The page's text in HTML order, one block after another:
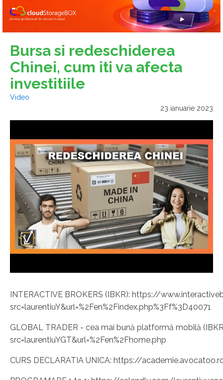
Bursa si redeschiderea
Chinei, cum iti va afecta
investitiile
Video
23 ianuarie 2023
INTERACTIVE BROKERS (IBKR): https://
src=laurentiuY&url=%2Fen%2Findex.php%3Ff%3D40071
GLOBAL TRADER - cea mai bună platformă mobilă
src=laurentiuYGT&url=%2Fen%2Fhome.php
CURS DECLARATIA UNICA: https://